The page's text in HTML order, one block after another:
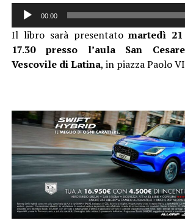
Audio
00:00
Il libro sarà presentatomartedì
17.30 presso l’aula San
Vescovile di Latina, in piazza Paolo